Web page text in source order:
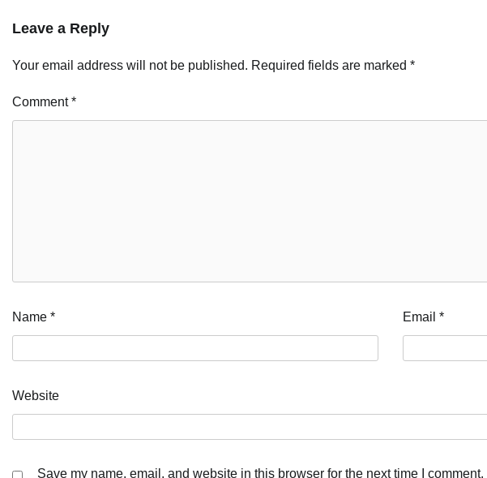
Leave a Reply
Your email address will not be published. Required fields are marked *
Comment*
Name * Email*
Website
Save my name, email, and website in this browser for the next time I comment.